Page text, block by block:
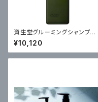
資生堂グルーミングシャンプー5
00ml・・スカルプエフェクター12
0mlセット
¥10,120